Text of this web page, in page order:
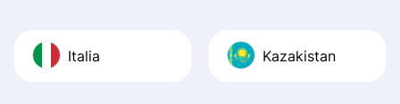
Italia Kazakistan